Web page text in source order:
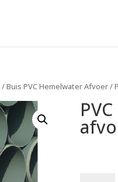
/Buis PVC Hemelwater Afvoer/